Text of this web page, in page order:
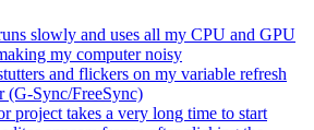
slowly and uses all my CPU and GPU
my computer noisy
and flickers on my variable refresh
(G-Sync/FreeSync)
project takes a very long time to start